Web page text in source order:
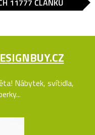
11777 ČLÁNKŮ
Nábytek, svítidla,